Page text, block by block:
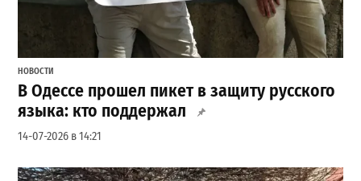
НОВОСТИ
В Одессе прошел пикет в защиту русского
языка: кто поддержал
14-07-2026 в 14:21